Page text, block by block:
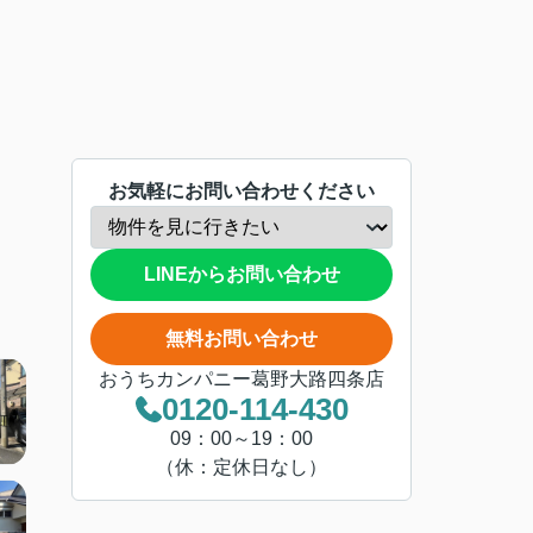
お気軽にお問い合わせください
LINEからお問い合わせ
無料お問い合わせ
おうちカンパニー葛野大路四条店
0120-114-430
09：00～19：00
（休：定休日なし）